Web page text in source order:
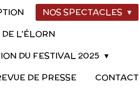
NOS SPECTACLES
L'ÉLORN
DU FESTIVAL 2025
DE PRESSE
CONTACT